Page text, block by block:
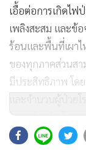
ตำบล เพื่อบูรณาก
ป้องกันและแก้ไข
การเผา การจัดทำ
แก่ประชาชน และ
ประโยชน์แทนการ
และการรับซื้อเศษ
ใช้กฎหมายอย่างเ